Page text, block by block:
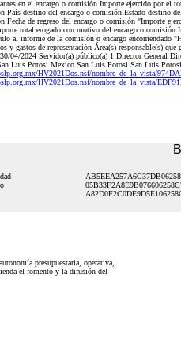
en el encargo o comisión Importe ejercido por el
País destino del encargo o comisión Estado destino
Fecha de regreso del encargo o comisión "Importe
total erogado con motivo del encargo o comisión
al informe de la comisión o encargo encomendado
y gastos de representación Área(s) responsable(s)
04/2024 Servidor(a) público(a) 1 Director General
Luis Potosi Mexico San Luis Potosi San Luis
HV2021Dos.nsf/nombre_de_la_vista/
HV2021Dos.nsf/nombre_de_la_vista/
presupuestaria, operativa,
el fomento y la difusión del